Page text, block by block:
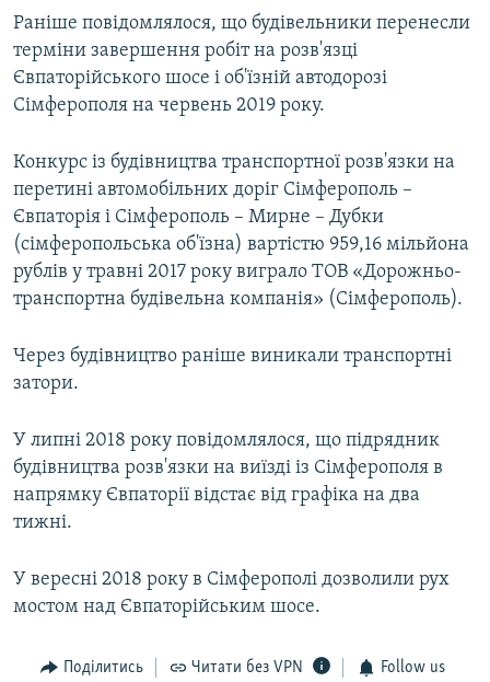
Раніше повідомлялося, що будівельники перенесли
терміни завершення робіт на розв'язці
Євпаторійського шосе і об'їзній автодорозі
Сімферополя на червень 2019 року.
Конкурс із будівництва транспортної розв'язки на
перетині автомобільних доріг Сімферополь –
Євпаторія і Сімферополь – Мирне – Дубки
(сімферопольська об'їзна) вартістю 959,16 мільйона
рублів у травні 2017 року виграло ТОВ «Дорожньо-
транспортна будівельна компанія» (Сімферополь).
Через будівництво раніше виникали транспортні
затори.
У липні 2018 року повідомлялося, що підрядник
будівництва розв'язки на виїзді із Сімферополя в
напрямку Євпаторії відстає від графіка на два
тижні.
У вересні 2018 року в Сімферополі дозволили рух
мостом над Євпаторійським шосе.
Поділитись Читати без VPN Follow us